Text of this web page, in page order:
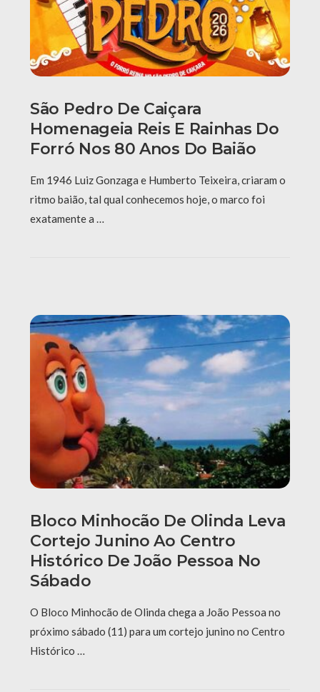
São Pedro De Caiçara
Homenageia Reis E Rainhas Do
Forró Nos 80 Anos Do Baião
Em 1946 Luiz Gonzaga e Humberto Teixeira, criaram o
ritmo baião, tal qual conhecemos hoje, o marco foi
exatamente a …
Bloco Minhocão De Olinda Leva
Cortejo Junino Ao Centro
Histórico De João Pessoa No
Sábado
O Bloco Minhocão de Olinda chega a João Pessoa no
próximo sábado (11) para um cortejo junino no Centro
Histórico …